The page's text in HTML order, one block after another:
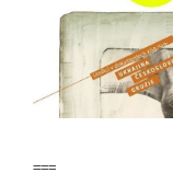
===